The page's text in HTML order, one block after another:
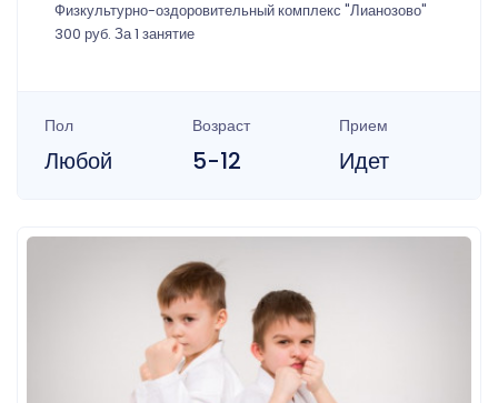
Физкультурно-оздоровительный комплекс "Лианозово"
300 руб. За 1 занятие
Пол
Любой
Возраст
5-12
Прием
Идет